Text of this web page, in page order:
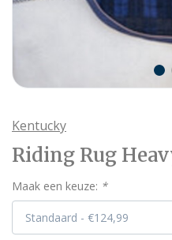
Kentucky
Riding Rug
Maak een keuze: *